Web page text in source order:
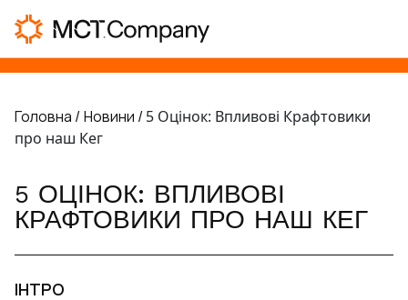
Головна /Новини /5 Оцінок: Впливові Крафтовики
про наш Кег
5 ОЦІНОК: ВПЛИВОВІ
КРАФТОВИКИ ПРО НАШ КЕГ
ІНТРО